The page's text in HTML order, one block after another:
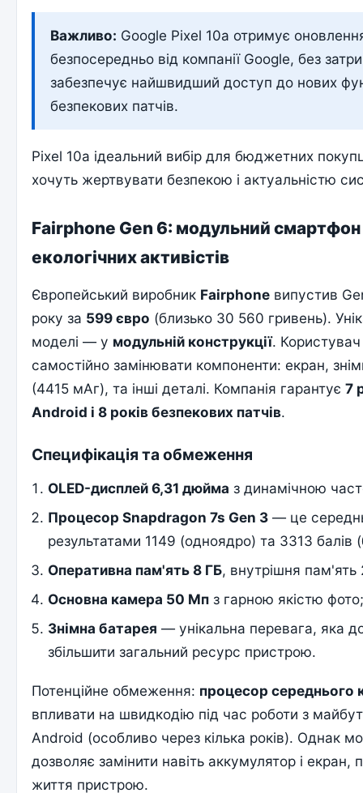
Важливо: Google Pixel 10a отримує
безпосередньо від компанії Google, без
забезпечує найшвидший доступ до нових
безпекових патчів.
Pixel 10a ідеальний вибір для бюджетних
хочуть жертвувати безпекою і актуальністю
Fairphone Gen 6: модульний
екологічних активістів
Європейський виробник Fairphone випустив
року за 599 євро (близько 30 560 гривень).
моделі — у модульній конструкції.
самостійно замінювати компоненти: екран,
(4415 мАг), та інші деталі. Компанія гарантує7
Android і 8 років безпекових патчів.
Специфікація та обмеження
OLED-дисплей 6,31 дюйма з динамічною
Процесор Snapdragon 7s Gen 3 — це
результатами 1149 (одноядро) та 3313 балів
Оперативна пам'ять 8 ГБ, внутрішня пам'ять
Основна камера 50 Мп з гарною якістю
Знімна батарея — унікальна перевага, яка
збільшити загальний ресурс пристрою.
Потенційне обмеження: процесор середнього
впливати на швидкодію під час роботи з
Android (особливо через кілька років). Однак
дозволяє замінити навіть аккумулятор і
життя пристрою.